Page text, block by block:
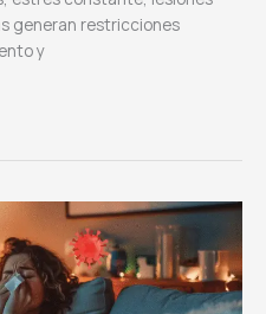
generan restricciones
y